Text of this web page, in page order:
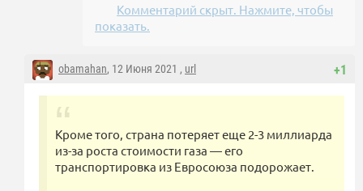
Комментарий скрыт. Нажмите, чтобы
показать.
+1
obamahan, 12 Июня 2021 , url
Кроме того, страна потеряет еще 2-3 миллиарда
из-за роста стоимости газа — его
транспортировка из Евросоюза подорожает.